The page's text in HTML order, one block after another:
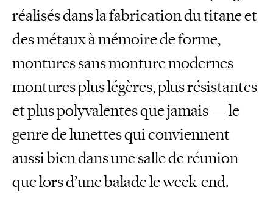
réalisés dans la fabrication du titane et
des métaux à mémoire de forme,
montures sans monture modernes
montures plus légères, plus résistantes
et plus polyvalentes que jamais — le
genre de lunettes qui conviennent
aussi bien dans une salle de réunion
que lors d’une balade le week-end.